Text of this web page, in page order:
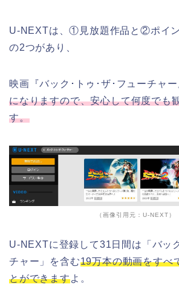
U-NEXTは、①見放題作品と②ポイ
の2つがあり、
映画『バック･トゥ･ザ･フューチャー
になりますので、安心して何度でも
す。
（画像引用元：U-NEXT）
U-NEXTに登録して31日間は「バッ
チャー」を含む19万本の動画をすべ
とができますよ。